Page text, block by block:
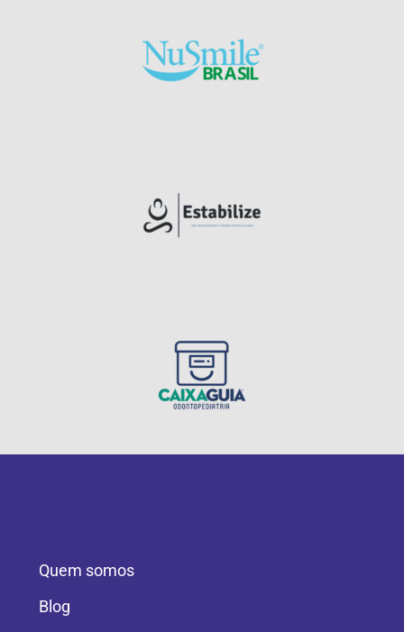
Quem somos
Blog